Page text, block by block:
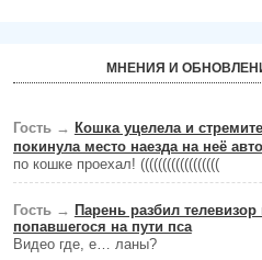
МНЕНИЯ И
Гость → Кошка уцелела и
покинула место наезда на неё
по кошке проехал! ((((((((((((((((((
Гость → Парень разбил телевизор
попавшегося на пути пса
Видео где, е… ланы?